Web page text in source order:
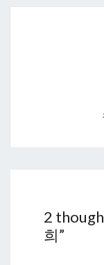
2
희”